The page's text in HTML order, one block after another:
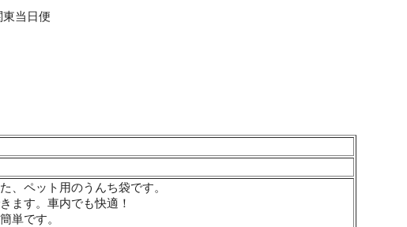
当日便
、ペット用のうんち袋です。
ます。車内でも快適！
単です。